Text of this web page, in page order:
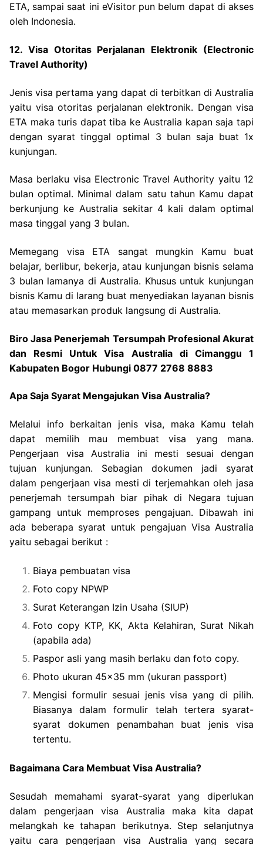
ETA, sampai saat ini eVisitor pun belum dapat di akses
oleh Indonesia.
12. Visa Otoritas Perjalanan Elektronik (Electronic
Travel Authority)
Jenis visa pertama yang dapat di terbitkan di Australia
yaitu visa otoritas perjalanan elektronik. Dengan visa
ETA maka turis dapat tiba ke Australia kapan saja tapi
dengan syarat tinggal optimal 3 bulan saja buat 1x
kunjungan.
Masa berlaku visa Electronic Travel Authority yaitu 12
bulan optimal. Minimal dalam satu tahun Kamu dapat
berkunjung ke Australia sekitar 4 kali dalam optimal
masa tinggal yang 3 bulan.
Memegang visa ETA sangat mungkin Kamu buat
belajar, berlibur, bekerja, atau kunjungan bisnis selama
3 bulan lamanya di Australia. Khusus untuk kunjungan
bisnis Kamu di larang buat menyediakan layanan bisnis
atau memasarkan produk langsung di Australia.
Biro Jasa Penerjemah Tersumpah Profesional Akurat
dan Resmi Untuk Visa Australia di Cimanggu 1
Kabupaten Bogor Hubungi 0877 2768 8883
Apa Saja Syarat Mengajukan Visa Australia?
Melalui info berkaitan jenis visa, maka Kamu telah
dapat memilih mau membuat visa yang mana.
Pengerjaan visa Australia ini mesti sesuai dengan
tujuan kunjungan. Sebagian dokumen jadi syarat
dalam pengerjaan visa mesti di terjemahkan oleh jasa
penerjemah tersumpah biar pihak di Negara tujuan
gampang untuk memproses pengajuan. Dibawah ini
ada beberapa syarat untuk pengajuan Visa Australia
yaitu sebagai berikut :
Biaya pembuatan visa
Foto copy NPWP
Surat Keterangan Izin Usaha (SIUP)
Foto copy KTP, KK, Akta Kelahiran, Surat Nikah
(apabila ada)
Paspor asli yang masih berlaku dan foto copy.
Photo ukuran 45×35 mm (ukuran passport)
Mengisi formulir sesuai jenis visa yang di pilih.
Biasanya dalam formulir telah tertera syarat-
syarat dokumen penambahan buat jenis visa
tertentu.
Bagaimana Cara Membuat Visa Australia?
Sesudah memahami syarat-syarat yang diperlukan
dalam pengerjaan visa Australia maka kita dapat
melangkah ke tahapan berikutnya. Step selanjutnya
yaitu cara pengerjaan visa Australia yang secara